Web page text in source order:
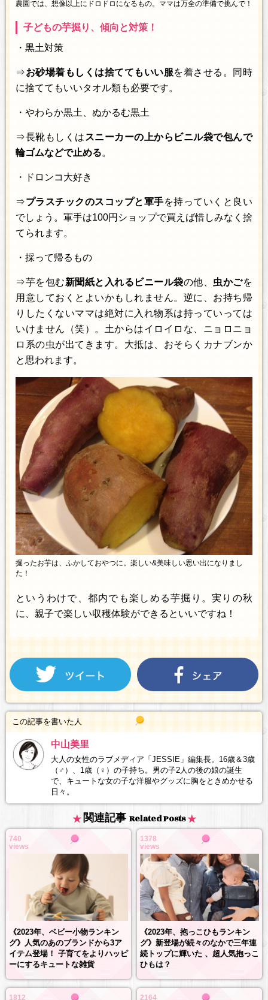
農園では、想像以上にドロドロになるもの。ママは万全の準備で挑んで！
子どもの芋掘り、傾向と対策！
・黒土対策
⇒お砂場着もしくは捨ててもいい服を着させる。同時
に捨ててもいいタオル類も必要です。
・やわらか黒土、ぬかるむ黒土
⇒長靴もしくは スニーカーの上からビニル袋で包んで
輪ゴムなどで止める。
・ドロンコ大好き
⇒プラスチックのスコップと軍手を持っていくと良い
でしょう。軍手は100円ショップで買えば惜しみなく捨
てられます。
・採って帰るもの
⇒芋を包む新聞紙と入れるビニール袋の他、 虫かごを
用意しておくとよいかもしれません。逆に、お持ち帰
りしたくないママは絶対に入れ物系は持っていっては
いけません（笑）。土からはイロイロな、ニョロニョ
ロ系の虫が出てきます。大抵は、おそらくカナブンか
と思われます。
掘ったお芋は、ふかしておやつに。楽しい&美味しい思い出になりまし
た！
というわけで、都内でも楽しめる芋掘り。実りの秋
に、親子で楽しい収穫体験ができるといいですね！
この記事を書いた人
中山美里
大人の女性のラブメディア「JESSIE」編集長。16歳＆3歳
（♂）、1歳（♀）の子持ち。男の子2人の後の娘の誕生
で、キュートな女の子な洋服やグッズに胸をときめかせる
日々。
関連記事 Related Posts
740
views
《2023年、ベビー小物ランキン
グ》人気のあのブランドから3ア
イテム登場！ 子育てをよりハッピ
ーにするキュートな雑貨
1378
views
《2023年、抱っこひもランキン
グ》新登場が続々のなかで三年連
続トップに輝いた 、超人気抱っこ
ひもは？
1812
2164